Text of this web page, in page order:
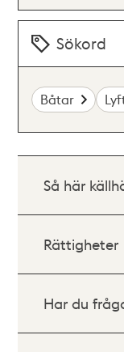
Sökord
Båtar
Så här
Rättigheter
Har du